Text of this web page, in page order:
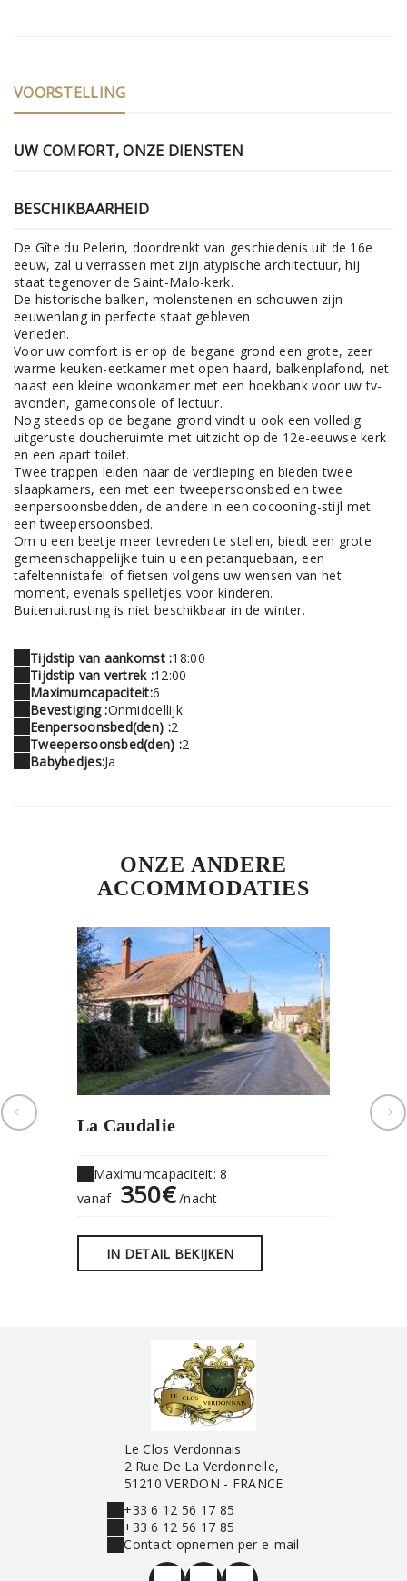
VOORSTELLING
UW COMFORT, ONZE DIENSTEN
BESCHIKBAARHEID
De Gîte du Pelerin, doordrenkt van geschiedenis uit de 16e
eeuw, zal u verrassen met zijn atypische architectuur, hij
staat tegenover de Saint-Malo-kerk.
De historische balken, molenstenen en schouwen zijn
eeuwenlang in perfecte staat gebleven
Verleden.
Voor uw comfort is er op de begane grond een grote, zeer
warme keuken-eetkamer met open haard, balkenplafond, net
naast een kleine woonkamer met een hoekbank voor uw tv-
avonden, gameconsole of lectuur.
Nog steeds op de begane grond vindt u ook een volledig
uitgeruste doucheruimte met uitzicht op de 12e-eeuwse kerk
en een apart toilet.
Twee trappen leiden naar de verdieping en bieden twee
slaapkamers, een met een tweepersoonsbed en twee
eenpersoonsbedden, de andere in een cocooning-stijl met
een tweepersoonsbed.
Om u een beetje meer tevreden te stellen, biedt een grote
gemeenschappelijke tuin u een petanquebaan, een
tafeltennistafel of fietsen volgens uw wensen van het
moment, evenals spelletjes voor kinderen.
Buitenuitrusting is niet beschikbaar in de winter.
Tijdstip van aankomst :18:00
Tijdstip van vertrek :12:00
Maximumcapaciteit:6
Bevestiging :Onmiddellijk
Eenpersoonsbed(den) :2
Tweepersoonsbed(den) :2
Babybedjes:Ja
ONZE ANDERE
ACCOMMODATIES
La Caudalie
Maximumcapaciteit: 8
vanaf 350€/nacht
IN DETAIL BEKIJKEN
Gite
Le Clos Verdonnais
2 Rue De La Verdonnelle,
51210 VERDON - FRANCE
+33 6 12 56 17 85
+33 6 12 56 17 85
Contact opnemen per e-mail